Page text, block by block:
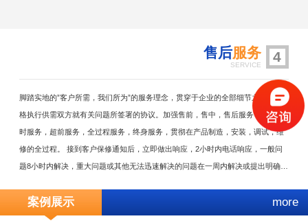
4
售后服务
SERVICE
脚踏实地的”客户所需，我们所为”的服务理念，贯穿于企业的全部细节之中，严
格执行供需双方就有关问题所签署的协议。加强售前，售中，售后服务，把24小
时服务，超前服务，全过程服务，终身服务，贯彻在产品制造，安装，调试，维
修的全过程。 接到客户保修通知后，立即做出响应，2小时内电话响应，一般问
题8小时内解决，重大问题或其他无法迅速解决的问题在一周内解决或提出明确解
理由刁难需方。因售后服务不及时或其它原因服务问题引起的用户损失由我方负
责。公司设有专职的技术服务部，每年至少对用户回访两次，了解产品的运行，
案例展示 more